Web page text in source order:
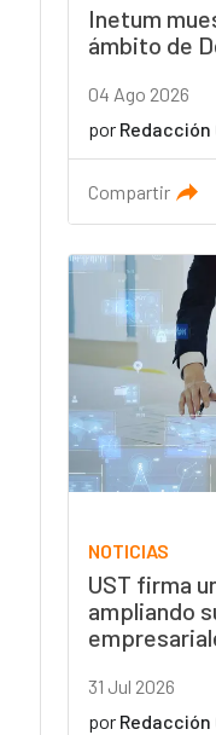
Inetum
ámbito de
04 Ago 2026
por
Compartir
NOTICIAS
UST firma
ampliando
31 Jul 2026
por